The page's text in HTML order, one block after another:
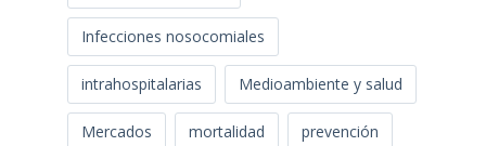
Infecciones nosocomiales
intrahospitalarias Medioambiente y salud
Mercados mortalidad prevención